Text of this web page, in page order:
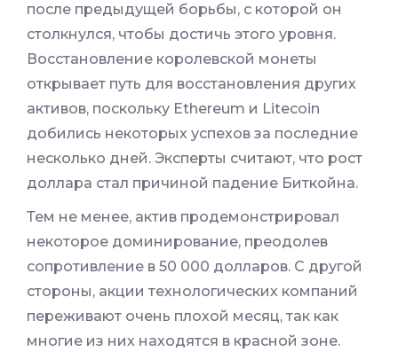
после предыдущей борьбы, с которой он
столкнулся, чтобы достичь этого уровня.
Восстановление королевской монеты
открывает путь для восстановления других
активов, поскольку Ethereum и Litecoin
добились некоторых успехов за последние
несколько дней. Эксперты считают, что рост
доллара стал причиной падение Биткойна.
Тем не менее, актив продемонстрировал
некоторое доминирование, преодолев
сопротивление в 50 000 долларов. С другой
стороны, акции технологических компаний
переживают очень плохой месяц, так как
многие из них находятся в красной зоне.